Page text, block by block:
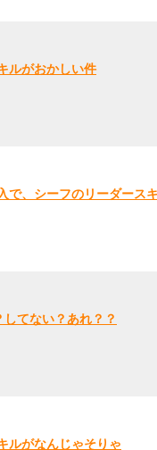
ルがおかしい件
で、シーフのリーダース
てない？あれ？？
ルがなんじゃそりゃ